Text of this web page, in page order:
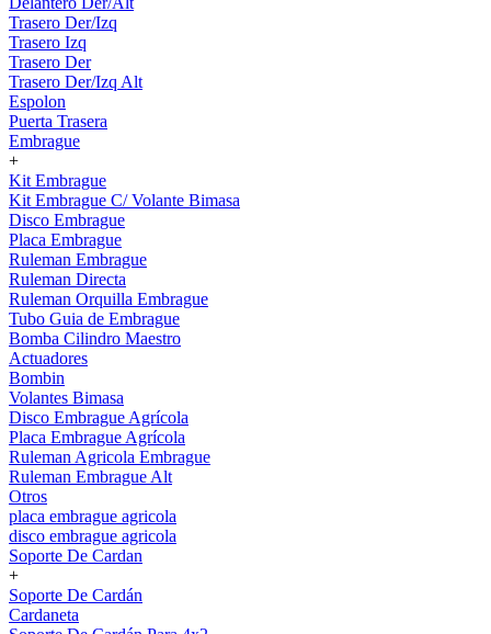
Trasero Der/Izq
Trasero Izq
Trasero Der
Trasero Der/Izq Alt
Espolon
Puerta Trasera
Embrague
+
Kit Embrague
Kit Embrague C/ Volante Bimasa
Disco Embrague
Placa Embrague
Ruleman Embrague
Ruleman Directa
Ruleman Orquilla Embrague
Tubo Guia de Embrague
Bomba Cilindro Maestro
Actuadores
Bombin
Volantes Bimasa
Disco Embrague Agrícola
Placa Embrague Agrícola
Ruleman Agricola Embrague
Ruleman Embrague Alt
Otros
placa embrague agricola
disco embrague agricola
Soporte De Cardan
+
Soporte De Cardán
Cardaneta